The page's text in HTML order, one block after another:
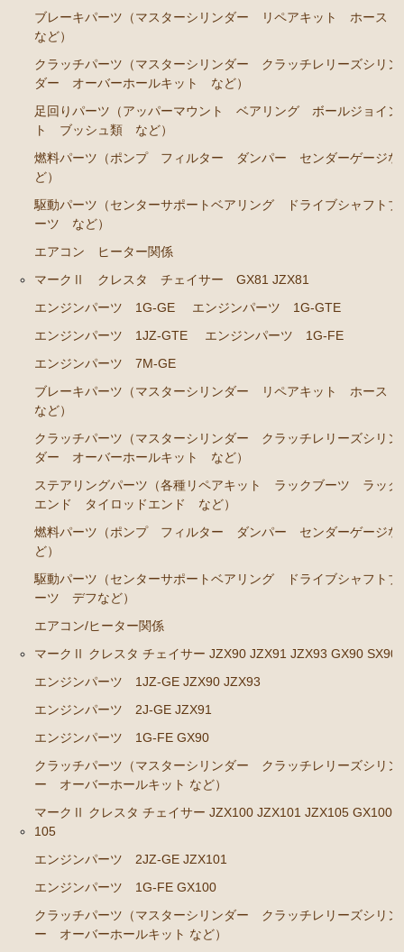
ウエザーストリップ
エアコン ヒーター関係
マークⅡワゴン GX70G
エンジンパーツ 1G-EU
エンジンパーツ 1G-FE
ブレーキパーツ（マスターシリンダー リペアキッ
ト ホース など）
クラッチパーツ（マスターシリンダー クラッチレリ
足回りパーツ（アッパーマウント ベアリング ボー
ルジョイント ブッシュ類 など）
ーゲージなど）
駆動パーツ（センターサポートベアリング ドライブ
シャフトブーツ など）
エアコン ヒーター関係
マークⅡ クレスタ チェイサー GX81 JZX81
エンジンパーツ 1G-GTE
エンジンパーツ 1JZ-GTE
ブレーキパーツ（マスターシリンダー リペアキッ
ト ホース など）
ーズシリンダー オーバーホールキット など）
ステアリングパーツ（各種リペアキット ラックブー
ツ ラックエンド タイロッドエンド など）
燃料パーツ（ポンプ フィルター ダンパー センダ
シャフトブーツ デフなど）
エアコン/ヒーター関係
ブレーキパーツ（マスターシリンダー リペアキット ホース
など）
クラッチパーツ（マスターシリンダー クラッチレリーズシリン
ダー オーバーホールキット など）
足回りパーツ（アッパーマウント ベアリング ボールジョイン
ト ブッシュ類 など）
燃料パーツ（ポンプ フィルター ダンパー センダーゲージな
ど）
駆動パーツ（センターサポートベアリング ドライブシャフトブ
ーツ など）
エアコン ヒーター関係
マークⅡ クレスタ チェイサー GX81 JZX81
エンジンパーツ 1G-GE
エンジンパーツ 1G-GTE
エンジンパーツ 1JZ-GTE
エンジンパーツ 1G-FE
エンジンパーツ 7M-GE
ブレーキパーツ（マスターシリンダー リペアキット ホース
など）
クラッチパーツ（マスターシリンダー クラッチレリーズシリン
ダー オーバーホールキット など）
ステアリングパーツ（各種リペアキット ラックブーツ ラック
エンド タイロッドエンド など）
燃料パーツ（ポンプ フィルター ダンパー センダーゲージな
ど）
駆動パーツ（センターサポートベアリング ドライブシャフトブ
ーツ デフなど）
エアコン/ヒーター関係
マークⅡ クレスタ チェイサー JZX90 JZX91 JZX93 GX90 SX90
エンジンパーツ 1JZ-GE JZX90 JZX93
エンジンパーツ 2J-GE JZX91
エンジンパーツ 1G-FE GX90
クラッチパーツ（マスターシリンダー クラッチレリーズシリン
ー オーバーホールキット など）
マークⅡ クレスタ チェイサー JZX100 JZX101 JZX105 GX100
105
エンジンパーツ 2JZ-GE JZX101
エンジンパーツ 1G-FE GX100
クラッチパーツ（マスターシリンダー クラッチレリーズシリン
ー オーバーホールキット など）